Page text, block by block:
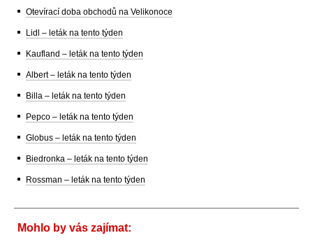
Otevírací doba obchodů na Velikonoce
Lidl – leták na tento týden
Kaufland – leták na tento týden
Albert – leták na tento týden
Billa – leták na tento týden
Pepco – leták na tento týden
Globus – leták na tento týden
Biedronka – leták na tento týden
Rossman – leták na tento týden
Mohlo by vás zajímat: